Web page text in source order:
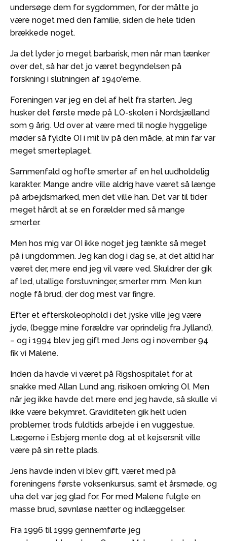
undersøge dem for sygdommen, for der måtte jo
være noget med den familie, siden de hele tiden
brækkede noget.
Ja det lyder jo meget barbarisk, men når man tænker
over det, så har det jo været begyndelsen på
forskning i slutningen af 1940'erne.
Foreningen var jeg en del af helt fra starten. Jeg
husker det første møde på LO-skolen i Nordsjælland
som 9 årig. Ud over at være med til nogle hyggelige
møder så fyldte OI i mit liv på den måde, at min far var
meget smerteplaget.
Sammenfald og hofte smerter af en hel uudholdelig
karakter. Mange andre ville aldrig have været så længe
på arbejdsmarked, men det ville han. Det var til tider
meget hårdt at se en forælder med så mange
smerter.
Men hos mig var OI ikke noget jeg tænkte så meget
på i ungdommen. Jeg kan dog i dag se, at det altid har
været der, mere end jeg vil være ved. Skuldrer der gik
af led, utallige forstuvninger, smerter mm. Men kun
nogle få brud, der dog mest var fingre.
Efter et efterskoleophold i det jyske ville jeg være
jyde, (begge mine forældre var oprindelig fra Jylland),
– og i 1994 blev jeg gift med Jens og i november 94
fik vi Malene.
Inden da havde vi været på Rigshospitalet for at
snakke med Allan Lund ang. risikoen omkring OI. Men
når jeg ikke havde det mere end jeg havde, så skulle vi
ikke være bekymret. Graviditeten gik helt uden
problemer, trods fuldtids arbejde i en vuggestue.
Lægerne i Esbjerg mente dog, at et kejsersnit ville
være på sin rette plads.
Jens havde inden vi blev gift, været med på
foreningens første voksenkursus, samt et årsmøde, og
uha det var jeg glad for. For med Malene fulgte en
masse brud, søvnløse nætter og indlæggelser.
Fra 1996 til 1999 gennemførte jeg